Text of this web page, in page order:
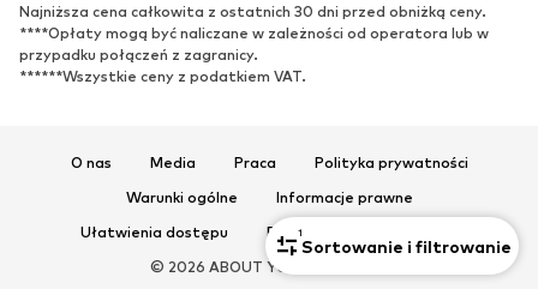
1
Sortowanie i filtrowanie
Najniższa cena całkowita z ostatnich 30 dni przed obniżką ceny.
****Opłaty mogą być naliczane w zależności od operatora lub w
przypadku połączeń z zagranicy.
******Wszystkie ceny z podatkiem VAT.
O nas Media Praca
Polityka prywatności
Warunki ogólne
Informacje prawne
Ułatwienia dostępu
Bezpieczeństwo produktu
© 2026 ABOUT YOU SE & Co. KG